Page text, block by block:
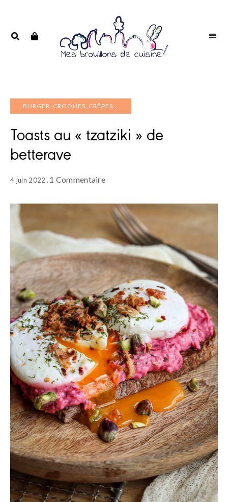
BURGER, CROQUES, CRÊPES...
Toasts au « tzatziki » de
betterave
4 juin 2022 1 Commentaire